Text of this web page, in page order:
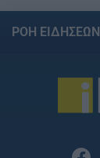
ΡΟΗ ΕΙΔΗΣΕΩΝ